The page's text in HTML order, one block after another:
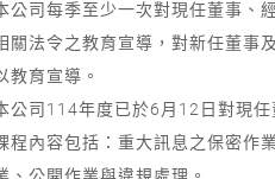
公司每季至少一次對現任董事、
關法令之教育宣導，對新任董事
教育宣導。
公司114年度已於6月12日對現
程內容包括：重大訊息之保密作